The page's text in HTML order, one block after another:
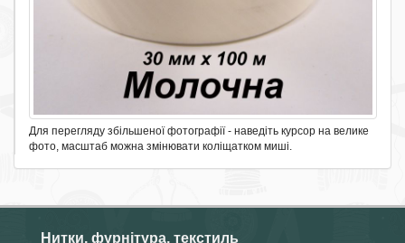
Для перегляду збільшеної фотографії - наведіть курсор на велике
фото, масштаб можна змінювати коліщатком миші.
Нитки, фурнітура, текстиль